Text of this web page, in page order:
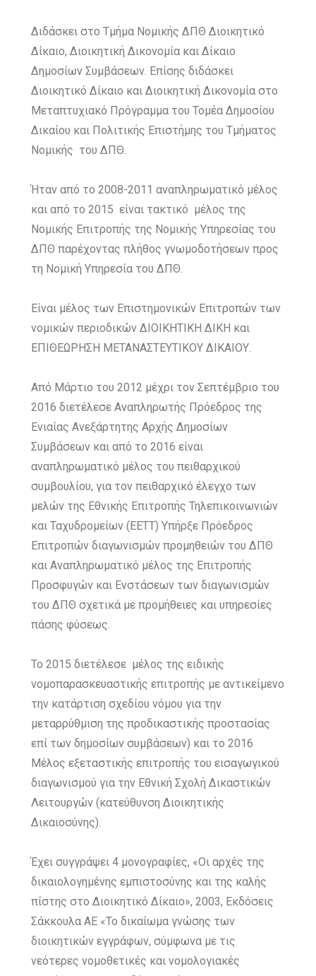
Διδάσκει στο Τμήμα Νομικής ΔΠΘ Διοικητικό
Δίκαιο, Διοικητική Δικονομία και Δίκαιο
Δημοσίων Συμβάσεων. Επίσης διδάσκει
Διοικητικό Δίκαιο και Διοικητική Δικονομία στο
Μεταπτυχιακό Πρόγραμμα του Τομέα Δημοσίου
Δικαίου και Πολιτικής Επιστήμης του Τμήματος
Νομικής του ΔΠΘ.
Ήταν από το 2008-2011 αναπληρωματικό μέλος
και από το 2015 είναι τακτικό μέλος της
Νομικής Επιτροπής της Νομικής Υπηρεσίας του
ΔΠΘ παρέχοντας πλήθος γνωμοδοτήσεων προς
τη Νομική Υπηρεσία του ΔΠΘ.
Είναι μέλος των Επιστημονικών Επιτροπών των
νομικών περιοδικών ΔΙΟΙΚΗΤΙΚΗ ΔΙΚΗ και
ΕΠΙΘΕΩΡΗΣΗ ΜΕΤΑΝΑΣΤΕΥΤΙΚΟΥ ΔΙΚΑΙΟΥ.
Από Μάρτιο του 2012 μέχρι τον Σεπτέμβριο του
2016 διετέλεσε Αναπληρωτής Πρόεδρος της
Ενιαίας Ανεξάρτητης Αρχής Δημοσίων
Συμβάσεων και από το 2016 είναι
αναπληρωματικό μέλος του πειθαρχικού
συμβουλίου, για τον πειθαρχικό έλεγχο των
μελών της Εθνικής Επιτροπής Τηλεπικοινωνιών
και Ταχυδρομείων (ΕΕΤΤ) Υπήρξε Πρόεδρος
Επιτροπών διαγωνισμών προμηθειών του ΔΠΘ
και Αναπληρωματικό μέλος της Επιτροπής
Προσφυγών και Ενστάσεων των διαγωνισμών
του ΔΠΘ σχετικά με προμήθειες και υπηρεσίες
πάσης φύσεως.
Το 2015 διετέλεσε μέλος της ειδικής
νομοπαρασκευαστικής επιτροπής με αντικείμενο
την κατάρτιση σχεδίου νόμου για την
μεταρρύθμιση της προδικαστικής προστασίας
επί των δημοσίων συμβάσεων) και το 2016
Μέλος εξεταστικής επιτροπής τoυ εισαγωγικού
διαγωνισμού για την Εθνική Σχολή Δικαστικών
Λειτουργών (κατεύθυνση Διοικητικής
Δικαιοσύνης).
Έχει συγγράψει 4 μονογραφίες, «Οι αρχές της
δικαιολογημένης εμπιστοσύνης και της καλής
πίστης στο Διοικητικό Δίκαιο», 2003, Εκδόσεις
Σάκκουλα ΑΕ «Το δικαίωμα γνώσης των
διοικητικών εγγράφων, σύμφωνα με τις
νεότερες νομοθετικές και νομολογιακές